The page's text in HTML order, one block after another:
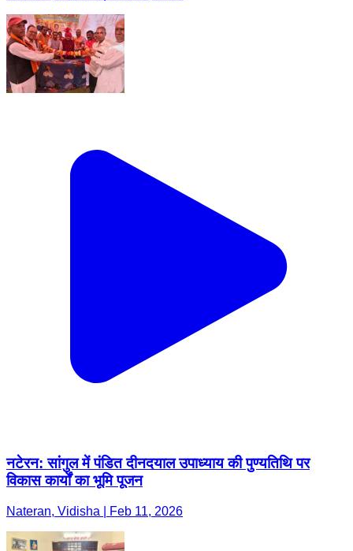
नटेरन: सांगुल में पंडित दीनदयाल उपाध्याय की पुण्यतिथि पर
विकास कार्यों का भूमि पूजन
Nateran, Vidisha | Feb 11, 2026